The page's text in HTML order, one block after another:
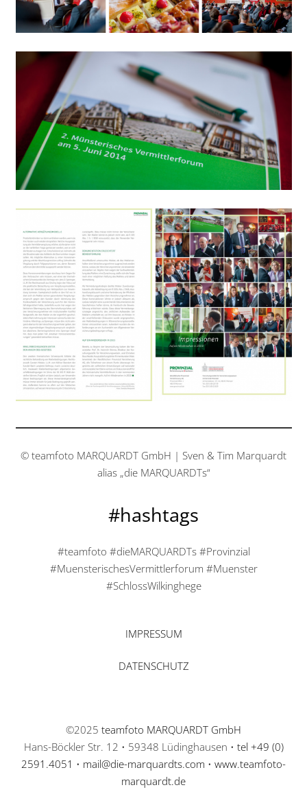
© teamfoto MARQUARDT GmbH | Sven & Tim Marquardt
alias „die MARQUARDTs“
#hashtags
#teamfoto #dieMARQUARDTs #Provinzial
#MuensterischesVermittlerforum #Muenster
#SchlossWilkinghege
IMPRESSUM
DATENSCHUTZ
©2025 teamfoto MARQUARDT GmbH
Hans-Böckler Str. 12 • 59348 Lüdinghausen • tel +49 (0)
2591.4051 • mail@die-marquardts.com • www.teamfoto-
marquardt.de